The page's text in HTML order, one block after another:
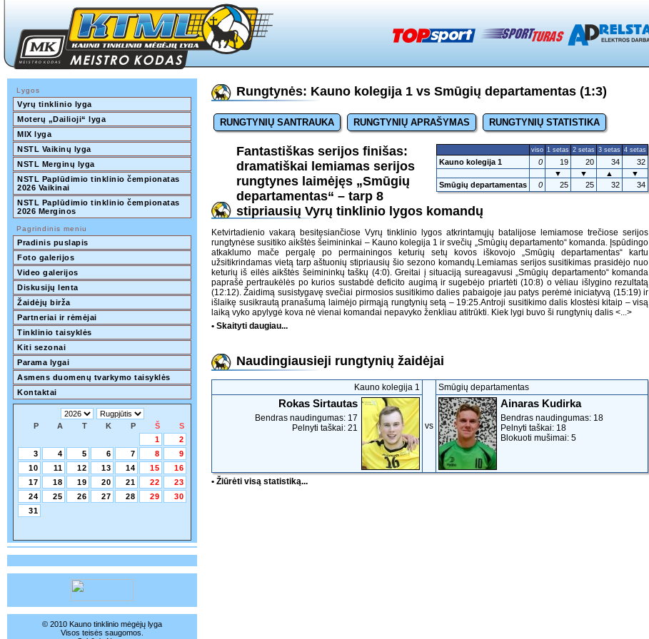
Lygos
Vyrų tinklinio lyga
Moterų „Dailioji“ lyga
MIX lyga
NSTL Vaikinų lyga
NSTL Merginų lyga
NSTL Paplūdimio tinklinio čempionatas
2026 Vaikinai
NSTL Paplūdimio tinklinio čempionatas
2026 Merginos
Pagrindinis meniu
Pradinis puslapis
Foto galerijos
Video galerijos
Diskusijų lenta
Žaidėjų birža
Partneriai ir rėmėjai
Tinklinio taisyklės
Kiti sezonai
Parama lygai
Asmens duomenų tvarkymo taisyklės
Kontaktai
P A T K P Š
S
1
2
3
4 5 6 7 8
9
10
11 12 13 14 15
16
17
18 19 20 21 22
23
24
25 26 27 28 29
30
31
© 2010 Kauno tinklinio mėgėjų lyga
Visos teisės saugomos.
Rungtynės: Kauno kolegija 1 vs Smūgių departamentas (1:3)
RUNGTYNIŲ SANTRAUKA RUNGTYNIŲ APRAŠYMAS RUNGTYNIŲ STATISTIKA
viso 1 setas 2 setas 3 setas 4 setas
Kauno kolegija 1 0 19 20 34
32
▼
▼ ▲
▼
Smūgių departamentas
0 25 25 32 34
Fantastiškas serijos finišas:
dramatiškai lemiamas serijos
rungtynes laimėjęs „Smūgių
departamentas“ – tarp 8
stipriausių Vyrų tinklinio lygos komandų
Ketvirtadienio vakarą besitęsiančiose Vyrų tinklinio lygos atkrintamųjų batalijose lemiamose trečiose serijos
rungtynėse susitiko aikštės šeimininkai – Kauno kolegija 1 ir svečių „Smūgių departamento“ komanda. Įspūdingo
atkaklumo mače pergalę po permainingos keturių setų kovos iškovojo „Smūgių departamentas“ kartu
užsitikrindamas vietą tarp aštuonių stipriausių šio sezono komandų.Lemiamas serijos susitikimas prasidėjo nuo
keturių iš eilės aikštės šeimininkų taškų (4:0). Greitai į situaciją sureagavusi „Smūgių departamento“ komanda
paprašė pertraukėlės po kurios sustabdė deficito augimą ir sugebėjo priartėti (10:8) o vėliau išlygino rezultatą
(12:12). Žaidimą susistygavę svečiai pirmosios susitikimo dalies pabaigoje jau patys perėmė iniciatyvą (15:19) ir
išlaikę susikrautą pranašumą laimėjo pirmąją rungtynių setą – 19:25.Antroji susitikimo dalis klostėsi kitaip – visą
laiką vyko apylygė kova nė vienai komandai nepavyko ženkliau atitrūkti. Kiek lygi buvo ši rungtynių dalis <...>
• Skaityti daugiau...
Naudingiausieji rungtynių žaidėjai
Kauno kolegija 1
vs
Smūgių departamentas
Rokas Sirtautas
Bendras naudingumas: 17
Pelnyti taškai: 21
Ainaras Kudirka
Bendras naudingumas: 18
Pelnyti taškai: 18
Blokuoti mušimai: 5
• Žiūrėti visą statistiką...